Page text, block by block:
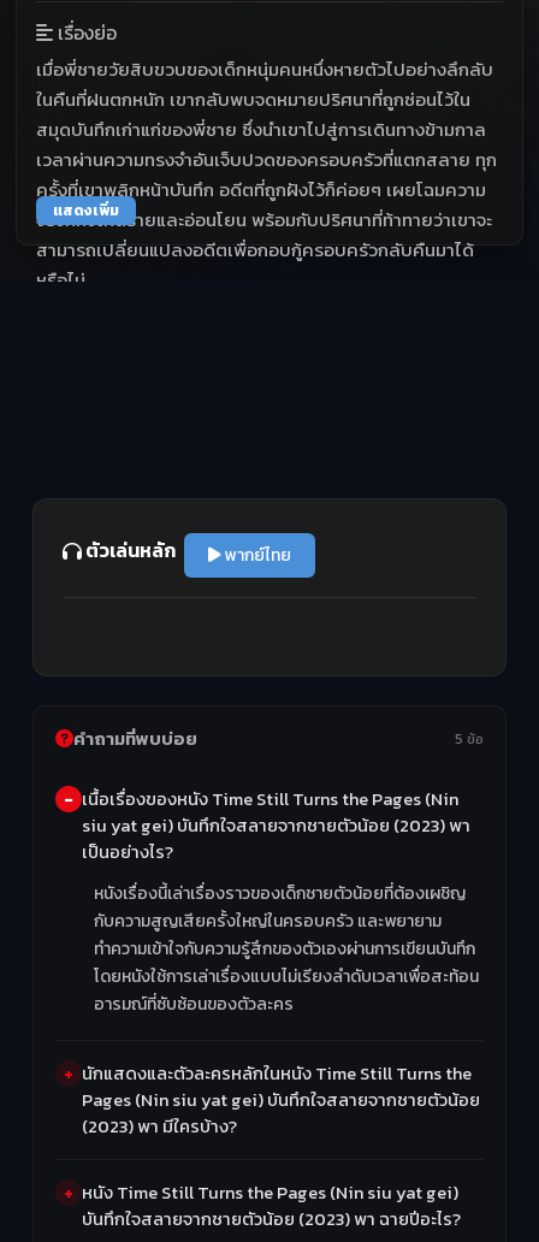
เรื่องย่อ
เมื่อพี่ชายวัยสิบขวบของเด็กหนุ่มคนหนึ่งหายตัวไปอย่างลึกลับ
ในคืนที่ฝนตกหนัก เขากลับพบจดหมายปริศนาที่ถูกซ่อนไว้ใน
สมุดบันทึกเก่าแก่ของพี่ชาย ซึ่งนำเขาไปสู่การเดินทางข้ามกาล
เวลาผ่านความทรงจำอันเจ็บปวดของครอบครัวที่แตกสลาย ทุก
ครั้งที่เขาพลิกหน้าบันทึก อดีตที่ถูกฝังไว้ก็ค่อยๆ เผยโฉมความ
จริงที่ทั้งโหดร้ายและอ่อนโยน พร้อมกับปริศนาที่ท้าทายว่าเขาจะ
สามารถเปลี่ยนแปลงอดีตเพื่อกอบกู้ครอบครัวกลับคืนมาได้
หรือไม่
แสดงเพิ่ม
ตัวเล่นหลัก พากย์ไทย
คำถามที่พบบ่อย 5 ข้อ
เนื้อเรื่องของหนัง Time Still Turns the Pages (Nin
siu yat gei) บันทึกใจสลายจากชายตัวน้อย (2023) พา
เป็นอย่างไร?
หนังเรื่องนี้เล่าเรื่องราวของเด็กชายตัวน้อยที่ต้องเผชิญ
กับความสูญเสียครั้งใหญ่ในครอบครัว และพยายาม
ทำความเข้าใจกับความรู้สึกของตัวเองผ่านการเขียนบันทึก
โดยหนังใช้การเล่าเรื่องแบบไม่เรียงลำดับเวลาเพื่อสะท้อน
อารมณ์ที่ซับซ้อนของตัวละคร
นักแสดงและตัวละครหลักในหนัง Time Still Turns the
Pages (Nin siu yat gei) บันทึกใจสลายจากชายตัวน้อย
(2023) พา มีใครบ้าง?
หนัง Time Still Turns the Pages (Nin siu yat gei)
บันทึกใจสลายจากชายตัวน้อย (2023) พา ฉายปีอะไร?